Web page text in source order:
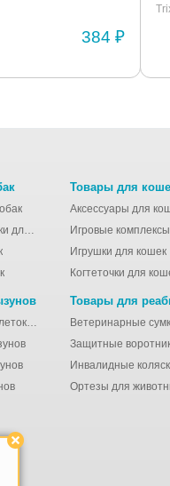
384 ₽
Молодёжные сумки для девушек
Товары для
Аксессуары для
Игрушки для кошек
Когтеточки для
Аксессуары для клеток для грызунов
Ортезы для